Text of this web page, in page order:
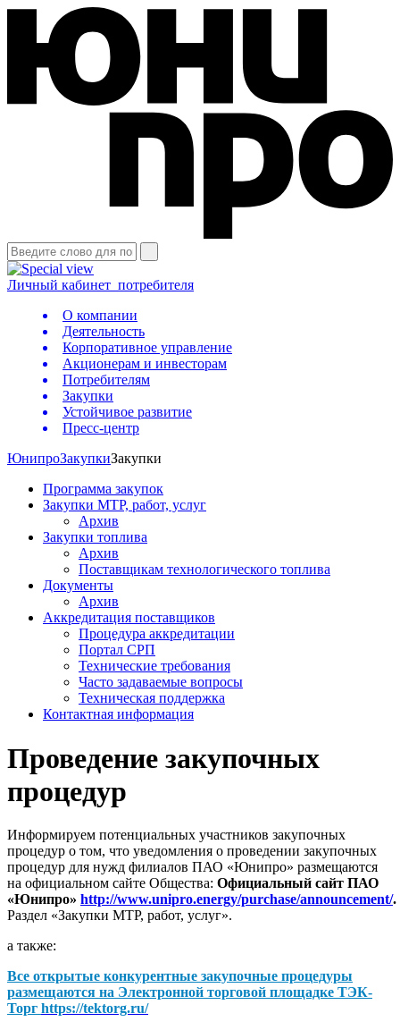
Личный кабинет потребителя
О компании
Деятельность
Корпоративное управление
Акционерам и инвесторам
Потребителям
Закупки
Устойчивое развитие
Пресс-центр
ЮнипроЗакупкиЗакупки
Программа закупок
Закупки МТР, работ, услуг
Архив
Закупки топлива
Архив
Поставщикам технологического топлива
Документы
Архив
Аккредитация поставщиков
Процедура аккредитации
Портал СРП
Технические требования
Часто задаваемые вопросы
Техническая поддержка
Контактная информация
Проведение закупочных
процедур
Информируем потенциальных участников закупочных
процедур о том, что уведомления о проведении закупочных
процедур для нужд филиалов ПАО «Юнипро» размещаются
на официальном сайте Общества: Официальный сайт ПАО
«Юнипро» http://www.unipro.energy/purchase/announcement/.
Раздел «Закупки МТР, работ, услуг».
а также:
Все открытые конкурентные закупочные процедуры
размещаются на Электронной торговой площадке ТЭК-
Торг https://tektorg.ru/